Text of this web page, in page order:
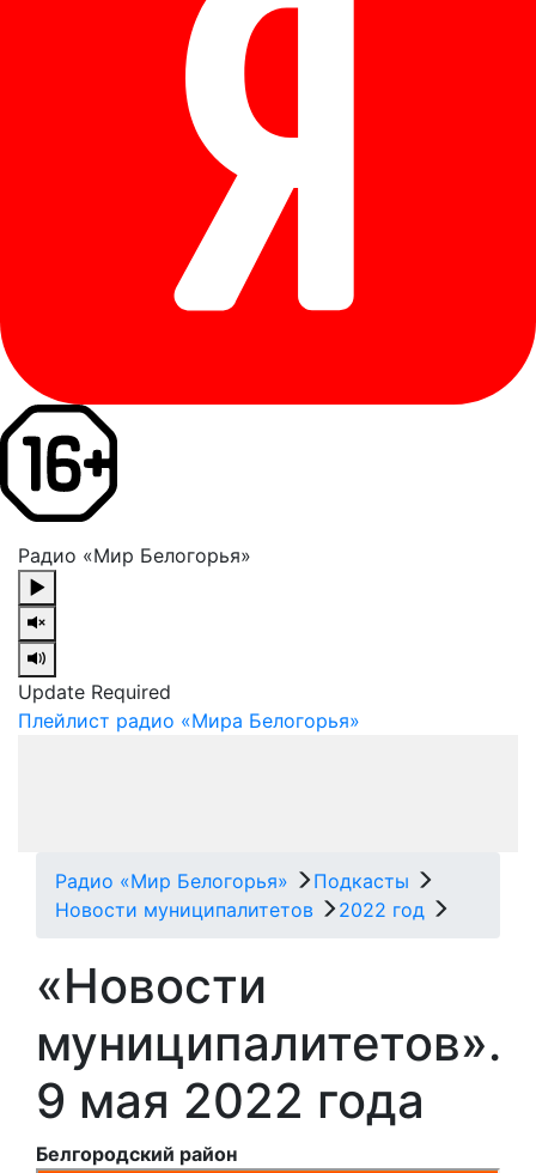
Радио «Мир Белогорья»
Update Required
Плейлист радио «Мира Белогорья»
Радио «Мир Белогорья»
Подкасты
Новости муниципалитетов
2022 год
«Новости
муниципалитетов».
9 мая 2022 года
Белгородский район